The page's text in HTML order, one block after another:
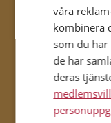
Första
Matchningstestet
värderingar,
första delen i
med att matcha
person som inte
våra
kombinera
som du
de har
deras